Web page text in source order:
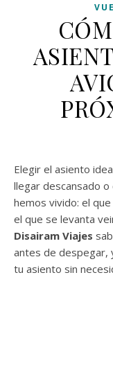
Elegir el asiento
llegar descansado o
hemos vivido: el
el que se levanta
Disairam Viajes
antes de despegar,
tu asiento sin